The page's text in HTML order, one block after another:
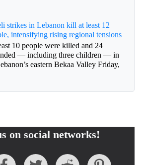
strikes in Lebanon kill at least 12
intensifying rising regional tensions
10 people were killed and 24
— including three children — in
eastern Bekaa Valley Friday,
on social networks!